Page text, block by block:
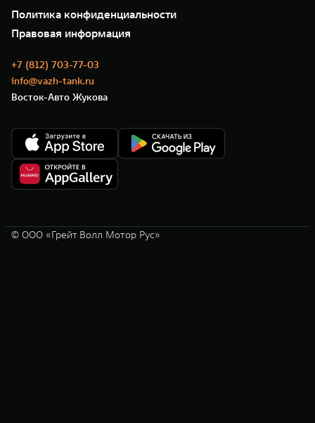
Сервис
Нулевое ТО
Моторные масла
35 лет GWM
GWM ТЕХ ДЕНЬ
Новости
Политика конфиденциальности
Правовая информация
+7 (812) 703-77-03
info@vazh-tank.ru
Восток-Авто Жукова
© ООО «Грейт Волл Мотор Рус»